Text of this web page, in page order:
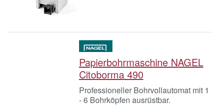
Papierbohrmaschine NAGEL
Citoborma 490
Professioneller Bohrvollautomat mit 1
- 6 Bohrköpfen ausrüstbar.